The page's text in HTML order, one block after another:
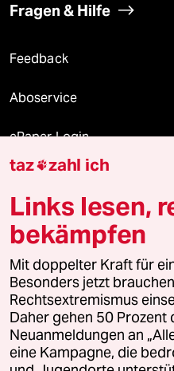
Fragen & Hilfe
Feedback
Aboservice
ePaper Login
Downloads für
© 2026 taz Verlags und
Alle Rechte vorbehalten. Bei
wenden Sie sich bitte an
Feedback
Leitlinie Informant
taz zahl ich
Links lesen,
bekämpfen
Mit doppelter Kraft für
Besonders jetzt
Rechtsextremismus
Daher gehen 50 Prozent
Neuanmeldungen an
eine Kampagne, die